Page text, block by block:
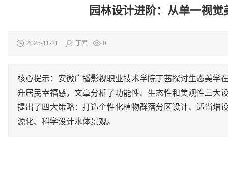
园林设计进阶：从单一视
2025-11-21 丁茜 0
核心提示：安徽广播影视职业技术学院丁茜探讨生态美学
升居民幸福感，文章分析了功能性、生态性和美观性三大
提出了四大策略：打造个性化植物群落分区设计、适当增
源化、科学设计水体景观。